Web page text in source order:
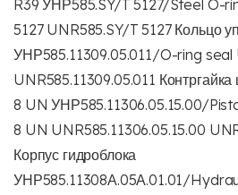
R39 УНР585.SY/T 5127/Steel O-
5127 UNR585.SY/T 5127 Кольцо
УНР585.11309.05.011/O-ring seal
UNR585.11309.05.011
8 UN УНР585.11306.05.15.00/
8 UN UNR585.11306.05.15.00
Корпус гидроблока
УНР585.11308А.05А.01.01/